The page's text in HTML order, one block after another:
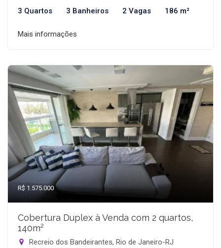
3 Quartos 3 Banheiros 2 Vagas 186 m²
Mais informações
R$ 1.575.000
Cobertura Duplex à Venda com 2 quartos,
140m²
Recreio dos Bandeirantes, Rio de Janeiro-RJ